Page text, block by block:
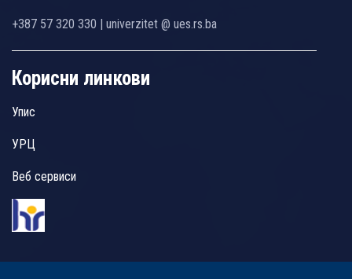
+387 57 320 330 | univerzitet @ ues.rs.ba
Корисни линкови
Упис
УРЦ
Веб сервиси